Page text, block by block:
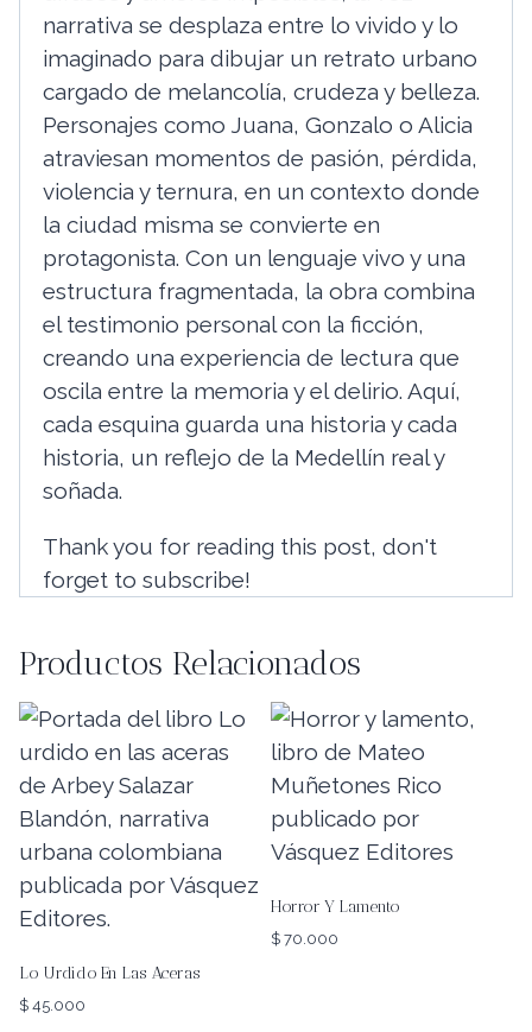
narrativa se desplaza entre lo vivido y lo
imaginado para dibujar un retrato urbano
cargado de melancolía, crudeza y belleza.
Personajes como Juana, Gonzalo o Alicia
atraviesan momentos de pasión, pérdida,
violencia y ternura, en un contexto donde
la ciudad misma se convierte en
protagonista. Con un lenguaje vivo y una
estructura fragmentada, la obra combina
el testimonio personal con la ficción,
creando una experiencia de lectura que
oscila entre la memoria y el delirio. Aquí,
cada esquina guarda una historia y cada
historia, un reflejo de la Medellín real y
soñada.
Thank you for reading this post, don't
forget to subscribe!
Productos Relacionados
Lo Urdido En Las Aceras
$ 45.000
Horror Y Lamento
$ 70.000